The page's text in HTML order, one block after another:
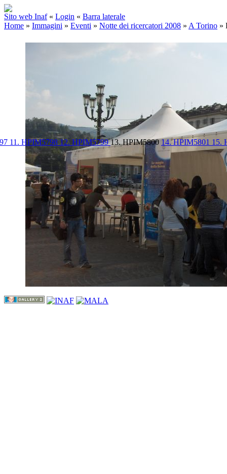
Sito web Inaf « Login « Barra laterale
Home » Immagini » Eventi » Notte dei ricercatori 2008 » A Torino »
11. HPIM579812. HPIM579913. HPIM5800 14. HPIM5801 15.